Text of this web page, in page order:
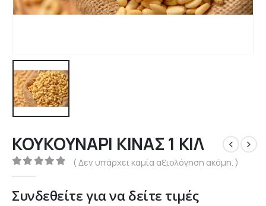
ΚΟΥΚΟΥΝΑΡΙ ΚΙΝΑΣ 1 ΚΙΛ
0out of 5
( Δεν υπάρχει καμία αξιολόγηση ακόμη. )
Συνδεθείτε για να δείτε τιμές